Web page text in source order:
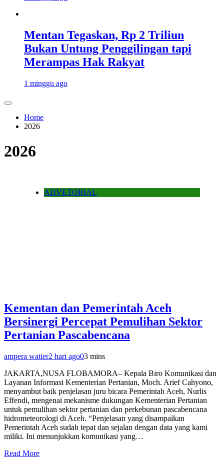
Mentan Tegaskan, Rp 2 Triliun
Bukan Untung Penggilingan tapi
Merampas Hak Rakyat
1 minggu ago
Home
2026
2026
ADVETORIAL
Kementan dan Pemerintah Aceh
Bersinergi Percepat Pemulihan Sektor
Pertanian Pascabencana
ampera watier2 hari ago03 mins
JAKARTA,NUSA FLOBAMORA– Kepala Biro Komunikasi dan
Layanan Informasi Kementerian Pertanian, Moch. Arief Cahyono,
menyambut baik penjelasan juru bicara Pemerintah Aceh, Nurlis
Effendi, mengenai mekanisme dukungan Kementerian Pertanian
untuk pemulihan sektor pertanian dan perkebunan pascabencana
hidrometeorologi di Aceh. “Penjelasan yang disampaikan
Pemerintah Aceh sudah tepat dan sejalan dengan data yang kami
miliki. Ini menunjukkan komunikasi yang…
Read More